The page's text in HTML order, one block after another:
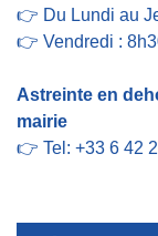
👉 Du Lundi au
👉 Vendredi :
Astreinte en
mairie
👉 Tel: +33 6 42